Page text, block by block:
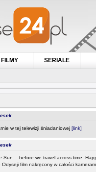
FILMY SERIALE